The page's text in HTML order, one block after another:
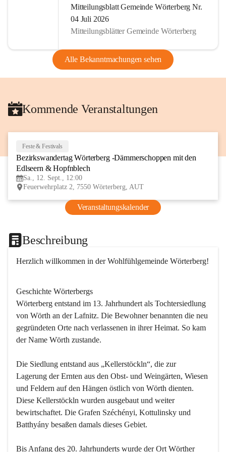
Mitteilungsblatt Gemeinde Wörterberg Nr.
04 Juli 2026
Mitteilungsblätter Gemeinde Wörterberg
Alle Bekanntmachungen sehen
Kommende Veranstaltungen
Feste & Festivals
Bezirkswandertag Wörterberg -Dämmerschoppen mit den
Edlseern & Hopfnblech
Sa., 12. Sept., 12:00
Feuerwehrplatz 2, 7550 Wörterberg, AUT
Veranstaltungskalender
Beschreibung
Herzlich willkommen in der Wohlfühlgemeinde Wörterberg!
Geschichte Wörterbergs
Wörterberg entstand im 13. Jahrhundert als Tochtersiedlung
von Wörth an der Lafnitz. Die Bewohner benannten die neu
gegründeten Orte nach verlassenen in ihrer Heimat. So kam
der Name Wörth zustande.
Die Siedlung entstand aus „Kellerstöckln“, die zur
Lagerung der Ernten aus den Obst- und Weingärten, Wiesen
und Feldern auf den Hängen östlich von Wörth dienten.
Diese Kellerstöckln wurden ausgebaut und weiter
bewirtschaftet. Die Grafen Széchényi, Kottulinsky und
Batthyány besaßen damals dieses Gebiet.
Bis Anfang des 20. Jahrhunderts wurde der Ort Wörther